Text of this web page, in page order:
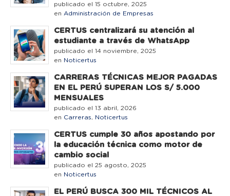
publicado el 15 octubre, 2025
en Administración de Empresas
CERTUS centralizará su atención al
estudiante a través de WhatsApp
publicado el 14 noviembre, 2025
en Noticertus
CARRERAS TÉCNICAS MEJOR PAGADAS
EN EL PERÚ SUPERAN LOS S/ 5.000
MENSUALES
publicado el 13 abril, 2026
en Carreras, Noticertus
CERTUS cumple 30 años apostando por
la educación técnica como motor de
cambio social
publicado el 25 agosto, 2025
en Noticertus
EL PERÚ BUSCA 300 MIL TÉCNICOS AL